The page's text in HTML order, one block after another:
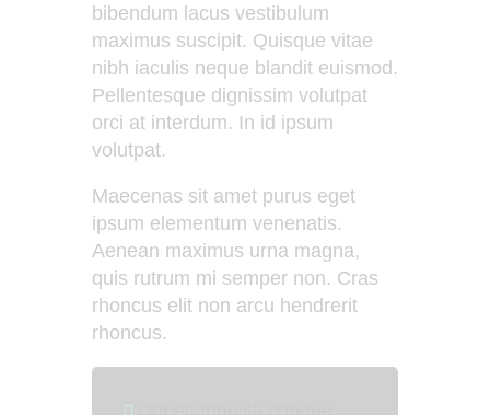
bibendum lacus vestibulum
maximus suscipit. Quisque vitae
nibh iaculis neque blandit euismod.
Pellentesque dignissim volutpat
orci at interdum. In id ipsum
volutpat.
Maecenas sit amet purus eget
ipsum elementum venenatis.
Aenean maximus urna magna,
quis rutrum mi semper non. Cras
rhoncus elit non arcu hendrerit
rhoncus.